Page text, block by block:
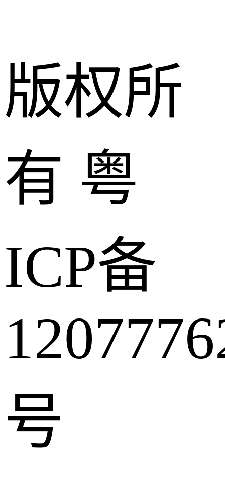
版权所
有 粤
ICP备
号